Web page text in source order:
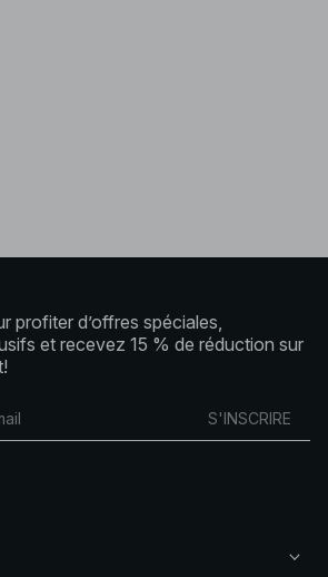
profiter d’offres spéciales,
et recevez 15 % de réduction sur
S'INSCRIRE